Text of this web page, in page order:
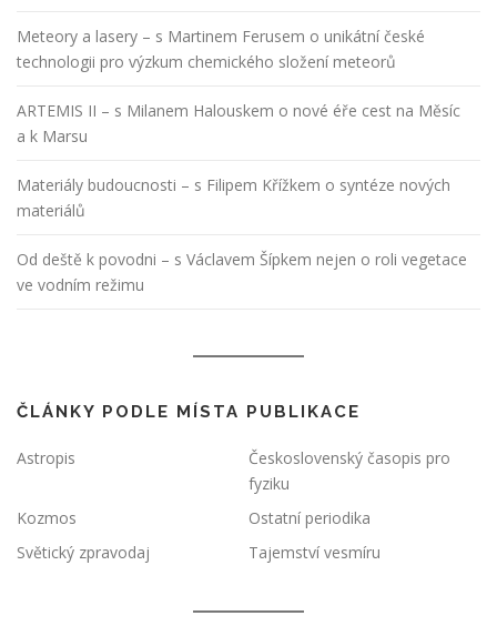
Meteory a lasery – s Martinem Ferusem o unikátní české
technologii pro výzkum chemického složení meteorů
ARTEMIS II – s Milanem Halouskem o nové éře cest na Měsíc
a k Marsu
Materiály budoucnosti – s Filipem Křížkem o syntéze nových
materiálů
Od deště k povodni – s Václavem Šípkem nejen o roli vegetace
ve vodním režimu
ČLÁNKY PODLE MÍSTA PUBLIKACE
Astropis
Československý časopis pro
fyziku
Kozmos
Ostatní periodika
Světický zpravodaj
Tajemství vesmíru